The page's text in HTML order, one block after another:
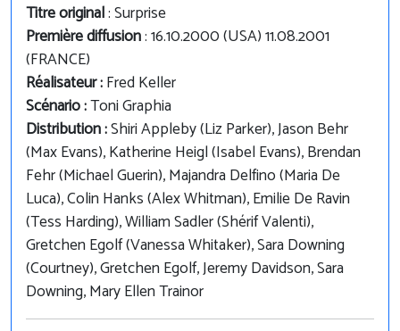
Titre original: Surprise
Première diffusion: 16.10.2000 (USA) 11.08.2001
(FRANCE)
Réalisateur :Fred Keller
Scénario :Toni Graphia
Distribution :Shiri Appleby (Liz Parker), Jason Behr
(Max Evans), Katherine Heigl (Isabel Evans), Brendan
Fehr (Michael Guerin), Majandra Delfino (Maria De
Luca), Colin Hanks (Alex Whitman), Emilie De Ravin
(Tess Harding), William Sadler (Shérif Valenti),
Gretchen Egolf (Vanessa Whitaker), Sara Downing
(Courtney), Gretchen Egolf, Jeremy Davidson, Sara
Downing, Mary Ellen Trainor